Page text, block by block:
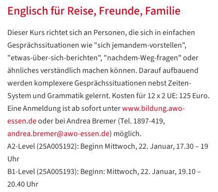
Englisch für Reise, Freunde, Familie
Dieser Kurs richtet sich an Personen, die sich in einfachen
Gesprächssituationen wie "sich jemandem-vorstellen",
"etwas-über-sich-berichten", "nachdem-Weg-fragen" oder
ähnliches verständlich machen können. Darauf aufbauend
werden komplexere Gesprächssituationen nebst Zeiten-
System und Grammatik gelernt. Kosten für 12 x 2 UE: 125 Euro.
Eine Anmeldung ist ab sofort unterwww.bildung.awo-
essen.deoder bei Andrea Bremer (Tel. 1897-419,
andrea.bremer@awo-essen.de) möglich.
A2-Level (25A005192): Beginn Mittwoch, 22. Januar, 17.30 – 19
Uhr
B1-Level (25A005193): Beginn: Mittwoch, 22. Januar, 19.10 –
20.40 Uhr
ZURÜCK
Übersetzen
/
Translate
ZURÜCK